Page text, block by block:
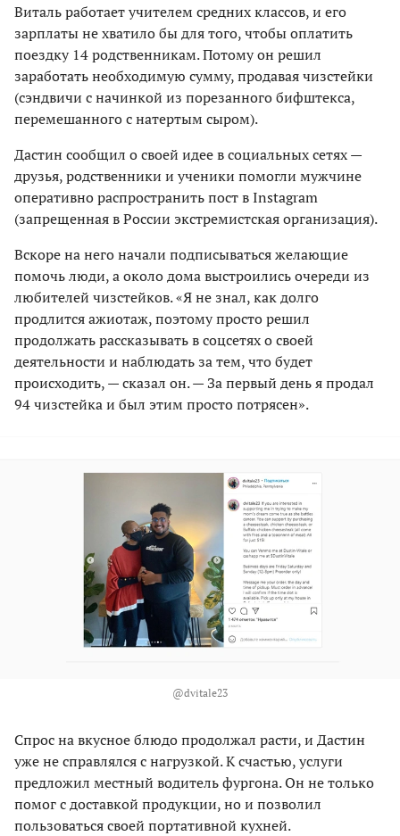
Виталь работает учителем средних классов, и его
зарплаты не хватило бы для того, чтобы оплатить
поездку 14 родственникам. Потому он решил
заработать необходимую сумму, продавая чизстейки
(сэндвичи с начинкой из порезанного бифштекса,
перемешанного с натертым сыром).
Дастин сообщил о своей идее в социальных сетях —
друзья, родственники и ученики помогли мужчине
оперативно распространить пост в Instagram
(запрещенная в России экстремистская организация).
Вскоре на него начали подписываться желающие
помочь люди, а около дома выстроились очереди из
любителей чизстейков. «Я не знал, как долго
продлится ажиотаж, поэтому просто решил
продолжать рассказывать в соцсетях о своей
деятельности и наблюдать за тем, что будет
происходить, — сказал он. — За первый день я продал
94 чизстейка и был этим просто потрясен».
@dvitale23
Спрос на вкусное блюдо продолжал расти, и Дастин
уже не справлялся с нагрузкой. К счастью, услуги
предложил местный водитель фургона. Он не только
помог с доставкой продукции, но и позволил
пользоваться своей портативной кухней.